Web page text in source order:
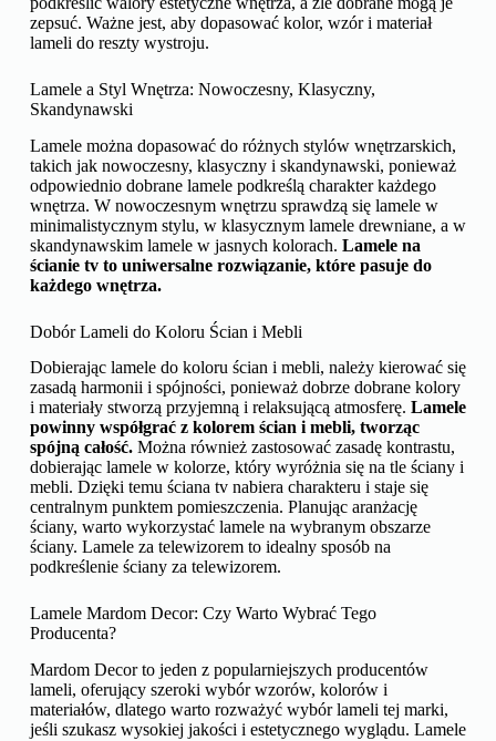
zepsuć. Ważne jest, aby dopasować kolor, wzór i materiał
lameli do reszty wystroju.
Lamele a Styl Wnętrza: Nowoczesny, Klasyczny,
Skandynawski
Lamele można dopasować do różnych stylów wnętrzarskich,
takich jak nowoczesny, klasyczny i skandynawski, ponieważ
odpowiednio dobrane lamele podkreślą charakter każdego
wnętrza. W nowoczesnym wnętrzu sprawdzą się lamele w
minimalistycznym stylu, w klasycznym lamele drewniane, a w
skandynawskim lamele w jasnych kolorach. Lamele na
ścianie tv to uniwersalne rozwiązanie, które pasuje do
każdego wnętrza.
Dobór Lameli do Koloru Ścian i Mebli
Dobierając lamele do koloru ścian i mebli, należy kierować się
zasadą harmonii i spójności, ponieważ dobrze dobrane kolory
i materiały stworzą przyjemną i relaksującą atmosferę. Lamele
powinny współgrać z kolorem ścian i mebli, tworząc
spójną całość.Można również zastosować zasadę kontrastu,
dobierając lamele w kolorze, który wyróżnia się na tle ściany i
mebli. Dzięki temu ściana tv nabiera charakteru i staje się
centralnym punktem pomieszczenia. Planując aranżację
ściany, warto wykorzystać lamele na wybranym obszarze
ściany. Lamele za telewizorem to idealny sposób na
podkreślenie ściany za telewizorem.
Lamele Mardom Decor: Czy Warto Wybrać Tego
Producenta?
Mardom Decor to jeden z popularniejszych producentów
lameli, oferujący szeroki wybór wzorów, kolorów i
materiałów, dlatego warto rozważyć wybór lameli tej marki,
jeśli szukasz wysokiej jakości i estetycznego wyglądu. Lamele